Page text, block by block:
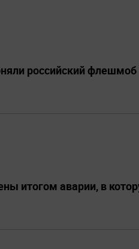
российский
итогом аварии, в